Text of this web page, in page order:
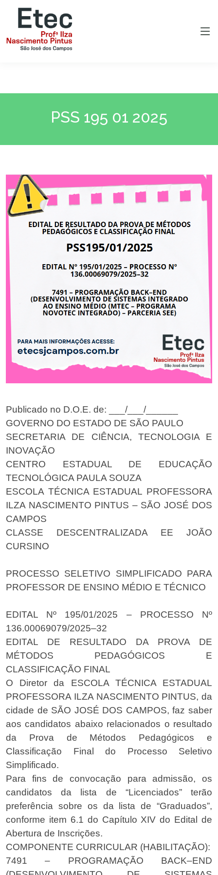
PSS 195 01 2025
Publicado no D.O.E. de: ___/___/______
GOVERNO DO ESTADO DE SÃO PAULO
SECRETARIA DE CIÊNCIA, TECNOLOGIA E
INOVAÇÃO
CENTRO ESTADUAL DE EDUCAÇÃO
TECNOLÓGICA PAULA SOUZA
ESCOLA TÉCNICA ESTADUAL PROFESSORA
ILZA NASCIMENTO PINTUS – SÃO JOSÉ DOS
CAMPOS
CLASSE DESCENTRALIZADA EE JOÃO
CURSINO
PROCESSO SELETIVO SIMPLIFICADO PARA
PROFESSOR DE ENSINO MÉDIO E TÉCNICO
EDITAL Nº 195/01/2025 – PROCESSO Nº
136.00069079/2025–32
EDITAL DE RESULTADO DA PROVA DE
MÉTODOS PEDAGÓGICOS E
CLASSIFICAÇÃO FINAL
O Diretor da ESCOLA TÉCNICA ESTADUAL
PROFESSORA ILZA NASCIMENTO PINTUS, da
cidade de SÃO JOSÉ DOS CAMPOS, faz saber
aos candidatos abaixo relacionados o resultado
da Prova de Métodos Pedagógicos e
Classificação Final do Processo Seletivo
Simplificado.
Para fins de convocação para admissão, os
candidatos da lista de “Licenciados” terão
preferência sobre os da lista de “Graduados”,
conforme item 6.1 do Capítulo XIV do Edital de
Abertura de Inscrições.
COMPONENTE CURRICULAR (HABILITAÇÃO):
7491 – PROGRAMAÇÃO BACK–END